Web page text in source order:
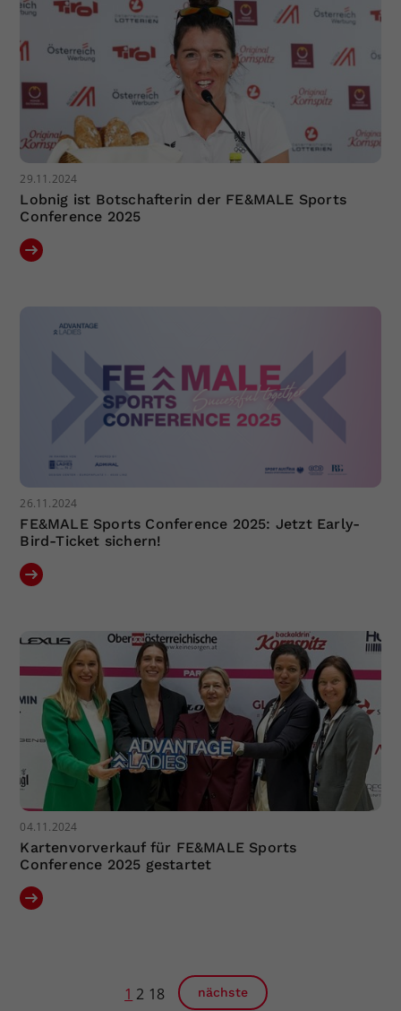
29.11.2024
Lobnig ist Botschafterin der FE&MALE Sports
Conference 2025
26.11.2024
FE&MALE Sports Conference 2025: Jetzt Early-
Bird-Ticket sichern!
04.11.2024
Kartenvorverkauf für FE&MALE Sports
Conference 2025 gestartet
1 2 18 nächste